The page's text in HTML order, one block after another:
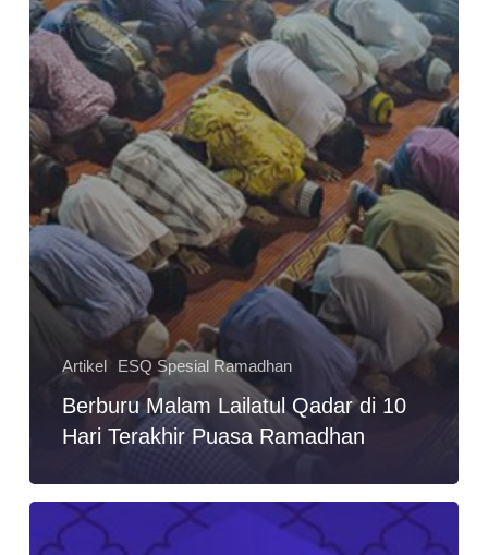
Artikel ESQ Spesial Ramadhan
Berburu Malam Lailatul Qadar di 10
Hari Terakhir Puasa Ramadhan
Target